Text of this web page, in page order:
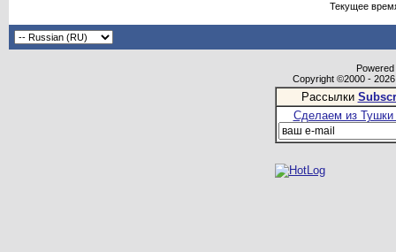
Текущее
Copyright ©2000 -
Рассылки
Сделаем из Тушки